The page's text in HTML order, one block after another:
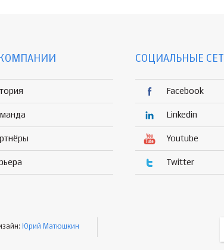
СОЦИАЛЬНЫЕ
Facebook
Linkedin
Youtube
Twitter
Юрий Матюшкин